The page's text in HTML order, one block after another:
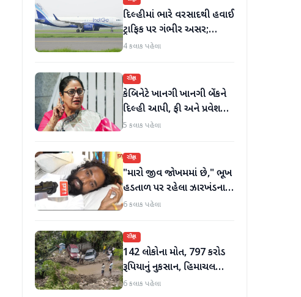
દિલ્હીમાં ભારે વરસાદથી હવાઈ
ટ્રાફિક પર ગંભીર અસર;
ઈન્ડિગોએ મુસાફરો માટે
4 કલાક પહેલા
રાષ્ટ્રીય
કેબિનેટે ખાનગી ખાનગી બેંકને
દિલ્હી આપી, ફી અને પ્રવેશ
માટે નવા નિયમો વિશે જાણો
5 કલાક પહેલા
રાષ્ટ્રીય
"મારો જીવ જોખમમાં છે," ભૂખ
હડતાળ પર રહેલા ઝારખંડના
વિદ્યાર્થી નેતા દેવેન્દ્ર નાથ
6 કલાક પહેલા
રાષ્ટ્રીય
142 લોકોના મોત, 797 કરોડ
રૂપિયાનું નુકસાન, હિમાચલ
પ્રદેશમાં ભારે ચોમાસાનો સામનો
6 કલાક પહેલા